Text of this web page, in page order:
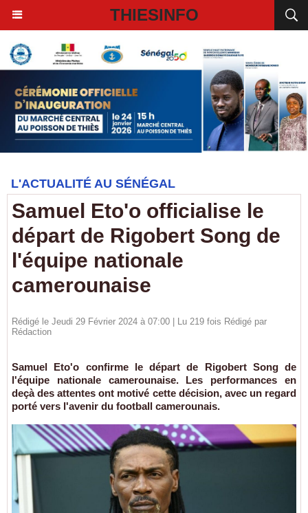
THIESINFO
L'ACTUALITÉ AU SÉNÉGAL
Samuel Eto'o officialise le
départ de Rigobert Song de
l'équipe nationale
camerounaise
Rédigé le Jeudi 29 Février 2024 à 07:00 | Lu 219 fois Rédigé par
Rédaction
Samuel Eto'o confirme le départ de Rigobert Song de
l'équipe nationale camerounaise. Les performances en
deçà des attentes ont motivé cette décision, avec un regard
porté vers l'avenir du football camerounais.